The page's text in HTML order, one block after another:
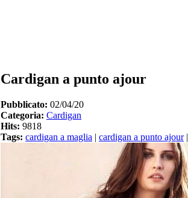
Cardigan a punto ajour
Pubblicato: 02/04/20
Categoria: Cardigan
Hits: 9818
Tags: cardigan a maglia | cardigan a punto ajour|